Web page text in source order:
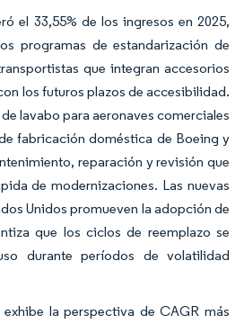
el 33,55% de los ingresos en 2025,
programas de estandarización de
que integran accesorios
los futuros plazos de accesibilidad.
lavabo para aeronaves comerciales
fabricación doméstica de Boeing y
reparación y revisión que
de modernizaciones. Las nuevas
Unidos promueven la adopción de
que los ciclos de reemplazo se
durante períodos de volatilidad
la perspectiva de CAGR más